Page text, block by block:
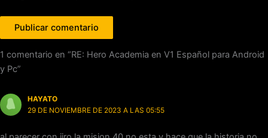
1 comentario en “RE: Hero Academia en V1 Español para Android
y Pc”
HAYATO
29 DE NOVIEMBRE DE 2023 A LAS 05:55